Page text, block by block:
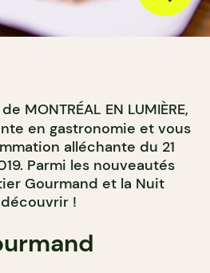
MONTRÉAL EN LUMIÈRE,
en gastronomie et vous
alléchante du 21
Parmi les nouveautés
Gourmand et la Nuit
!